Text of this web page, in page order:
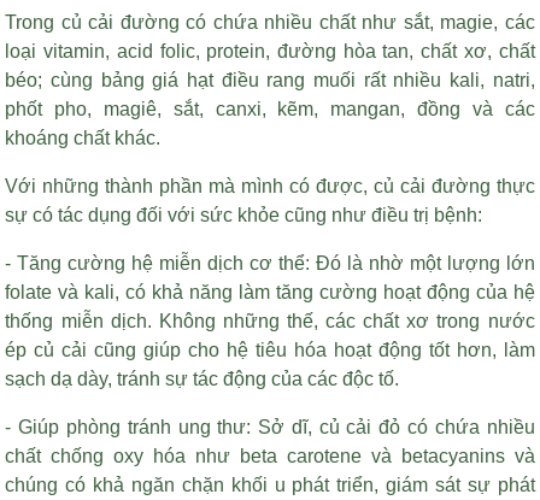
Trong củ cải đường có chứa nhiều chất như sắt, magie, các
loại vitamin, acid folic, protein, đường hòa tan, chất xơ, chất
béo; cùng bảng giá hạt điều rang muối rất nhiều kali, natri,
phốt pho, magiê, sắt, canxi, kẽm, mangan, đồng và các
khoáng chất khác.
Với những thành phần mà mình có được, củ cải đường thực
sự có tác dụng đối với sức khỏe cũng như điều trị bệnh:
- Tăng cường hệ miễn dịch cơ thể: Đó là nhờ một lượng lớn
folate và kali, có khả năng làm tăng cường hoạt động của hệ
thống miễn dịch. Không những thế, các chất xơ trong nước
ép củ cải cũng giúp cho hệ tiêu hóa hoạt động tốt hơn, làm
sạch dạ dày, tránh sự tác động của các độc tố.
- Giúp phòng tránh ung thư: Sở dĩ, củ cải đỏ có chứa nhiều
chất chống oxy hóa như beta carotene và betacyanins và
chúng có khả ngăn chặn khối u phát triển, giám sát sự phát